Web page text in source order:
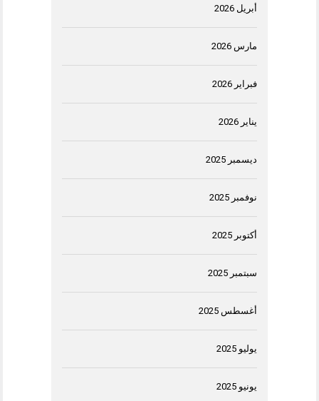
أبريل 2026
مارس 2026
فبراير 2026
يناير 2026
ديسمبر 2025
نوفمبر 2025
أكتوبر 2025
سبتمبر 2025
أغسطس 2025
يوليو 2025
يونيو 2025